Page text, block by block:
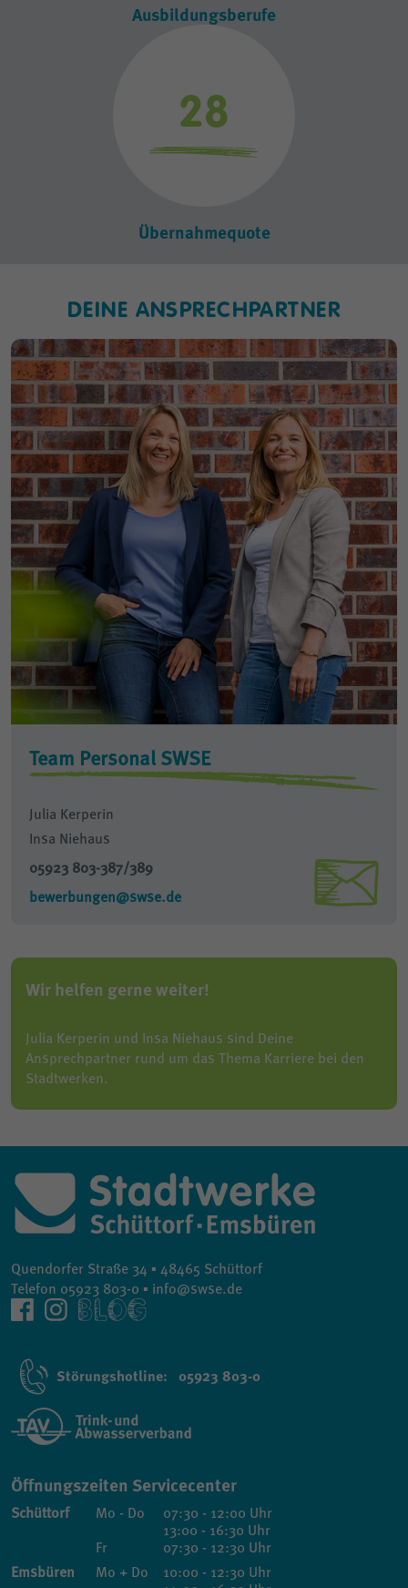
Ausbildungsberufe
36
Übernahmequote
DEINE ANSPRECHPARTNER
Team Personal SWSE
Julia Kerperin
Insa Niehaus
05923 803-387/389
bewerbungen@swse.de
Wir helfen gerne weiter!
Julia Kerperin und Insa Niehaus sind Deine
Ansprechpartner rund um das Thema Karriere bei den
Stadtwerken.
Quendorfer Straße 34 ▪ 48465 Schüttorf
Telefon 05923 803-0 ▪ info@swse.de
Störungshotline: 05923 803-0
Öffnungszeiten Servicecenter
Schüttorf
Mo - Do
Fr
07:30 - 12:00 Uhr
13:00 - 16:30 Uhr
07:30 - 12:30 Uhr
Emsbüren
Mo + Do
10:00 - 12:30 Uhr